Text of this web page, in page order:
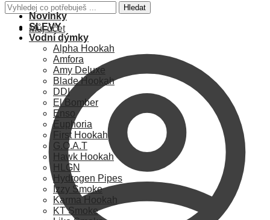
Hledat: Hledat
Můj účet
Novinky
SLEVY
Vodní dýmky
Alpha Hookah
Amfora
Amy Deluxe
Blade Hookah
DDI
El Bomber
Enso
Euphoria
First Hookah
G.O.A.T
Hawk Hookah
HLGN
Hydrogen Pipes
Izzy Smoke
Karma Hookah
KT Smoke